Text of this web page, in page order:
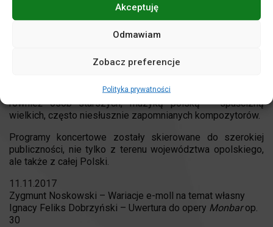
Akceptuję
Odmawiam
Zobacz preferencje
Polityka prywatności
Regularnymi uczestnikami wydarzeń realizowanych w
Filharmonii Opolskiej są uczniowie szkól muzycznych, dla
których poznawanie muzyki polskich twórców stanowi
prezentowanych dzieł nie posiadają nawet nagrań na
odpowiednim poziomie artystycznym.
Dlatego też, stałe wzrasta zainteresowanie młodzieży, jak
również osób starszych, muzyką polską – spuścizną
wielkich, często niesłusznie zapomnianych kompozytorów.
Programy koncertowe zostały skierowane do szerokiej
publiczności, nie tylko z terenu województwa opolskiego,
ale także z całej Polski.
11.11.2017
Zygmunt Noskowski – Wariacje e-moll na temat własny
Ignacy Feliks Dobrzyński – Uwertura do opery Monbarop.
30